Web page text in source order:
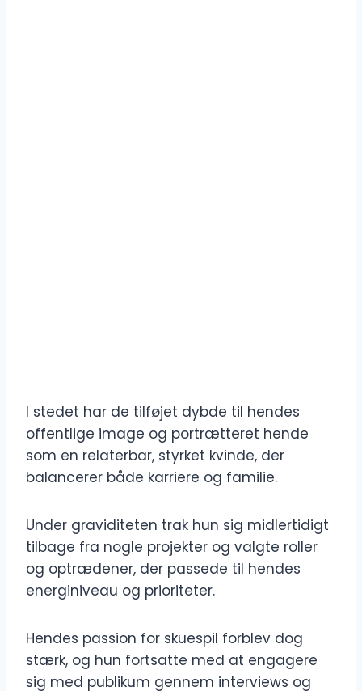
I stedet har de tilføjet dybde til hendes
offentlige image og portrætteret hende
som en relaterbar, styrket kvinde, der
balancerer både karriere og familie.
Under graviditeten trak hun sig midlertidigt
tilbage fra nogle projekter og valgte roller
og optrædener, der passede til hendes
energiniveau og prioriteter.
Hendes passion for skuespil forblev dog
stærk, og hun fortsatte med at engagere
sig med publikum gennem interviews og